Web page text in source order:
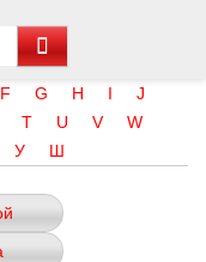
F G H I
J
T U V
W
У Ш